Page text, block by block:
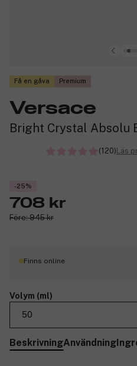
Få en gåva Premium
Versace
Bright Crystal Absolu
(120)Läs
-25%
708 kr
Före: 945 kr
Finns online
Volym (ml)
50
BeskrivningAnvändning